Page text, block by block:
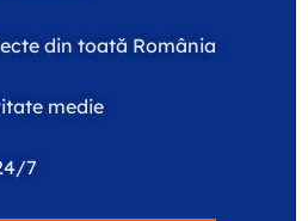
din toată România
medie
7